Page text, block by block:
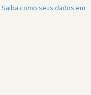
Saiba como seus dados em